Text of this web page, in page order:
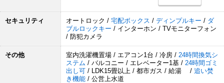
セキュリティ オートロック / 宅配ボックス / ディンプルキー / ダ
ブルロックキー / インターホン / TVモニターフォン
/ 防犯カメラ
その他 室内洗濯機置場 / エアコン1台 / 冷房 / 24時間換気シ
ステム / バルコニー / エレベーター1基 / 24時間ゴミ
出し可 / LDK15畳以上 / 都市ガス / 給湯 / 追い焚
き機能 / 公営上水道